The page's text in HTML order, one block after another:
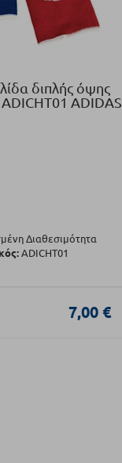
διπλής όψης
ADIDAS
Διαθεσιμότητα
ADICHT01
7,00 €